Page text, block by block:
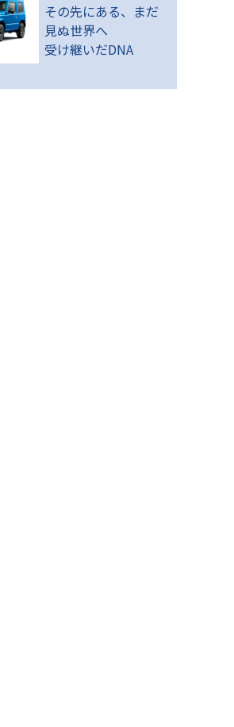
その先にある、まだ
見ぬ世界へ
受け継いだDNA